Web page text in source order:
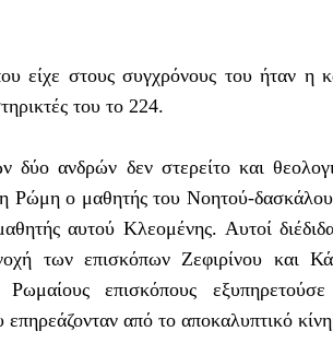
είχε στους συγχρόνους του ήταν η
του το 224.
δύο ανδρών δεν στερείτο και
Ρώμη ο μαθητής του Νοητού-
αυτού Κλεομένης. Αυτοί
των επισκόπων Ζεφιρίνου και
επισκόπους
από το αποκαλυπτικό